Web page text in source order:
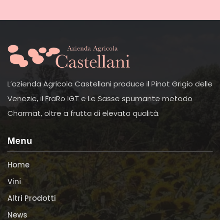
L’azienda Agricola Castellani produce il Pinot Grigio delle
Venezie, il FraRo IGT e Le Sasse spumante metodo
Charmat, oltre a frutta di elevata qualità.
Menu
Home
Vini
Altri Prodotti
News